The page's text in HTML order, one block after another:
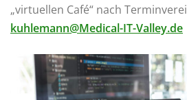
„virtuellen Café“ nach
kuhlemann@Medical-IT-Valley.de